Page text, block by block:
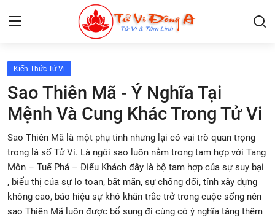
Lập Lá Số Tử Vi
Kiến Thức Tử Vi
Xem bói
Tâm Linh
Giải mã giấc mơ
Kiến Thức Tử Vi
Sao Thiên Mã - Ý Nghĩa Tại
Mệnh Và Cung Khác Trong Tử Vi
Sao Thiên Mã là một phụ tinh nhưng lại có vai trò quan trọng
trong lá số Tử Vi. Là ngôi sao luôn nằm trong tam hợp với Tang
Môn – Tuế Phá – Điếu Khách đây là bộ tam hợp của sự suy bại
, biểu thị của sự lo toan, bất mãn, sự chống đối, tính xây dựng
không cao, báo hiệu sự khó khăn trắc trở trong cuộc sống nên
sao Thiên Mã luôn được bổ sung đi cùng có ý nghĩa tăng thêm